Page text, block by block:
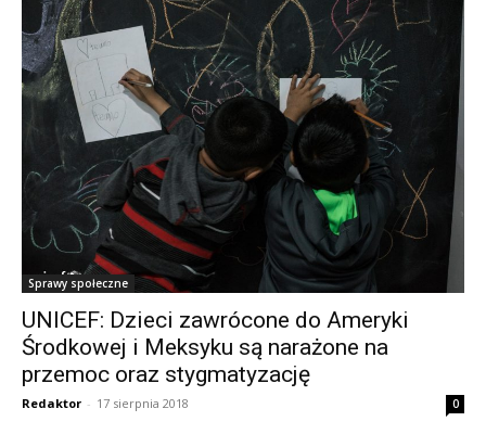
Sprawy społeczne
UNICEF: Dzieci zawrócone do Ameryki
Środkowej i Meksyku są narażone na
przemoc oraz stygmatyzację
Redaktor - 17 sierpnia 2018 0